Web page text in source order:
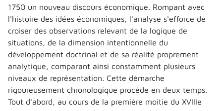
1750 un nouveau discours économique. Rompant avec
l'histoire des idées économiques, l'analyse s'efforce de
croiser des observations relevant de la logique de
situations, de la dimension intentionnelle du
développement doctrinal et de sa réalité proprement
analytique, comparant ainsi constamment plusieurs
niveaux de représentation. Cette démarche
rigoureusement chronologique procède en deux temps.
Tout d'abord, au cours de la première moitie du XVIIIe